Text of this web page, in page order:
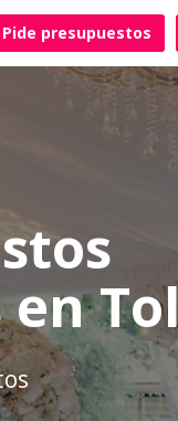
Pide presupuestos